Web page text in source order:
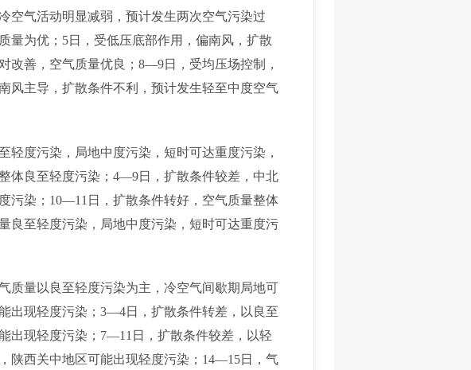
空气活动明显减弱，预计发生两次空气污染过
量为优；5日，受低压底部作用，偏南风，扩散
改善，空气质量优良；8—9日，受均压场控制，
风主导，扩散条件不利，预计发生轻至中度空气
轻度污染，局地中度污染，短时可达重度污染，
体良至轻度污染；4—9日，扩散条件较差，中北
污染；10—11日，扩散条件转好，空气质量整体
良至轻度污染，局地中度污染，短时可达重度污
质量以良至轻度污染为主，冷空气间歇期局地可
出现轻度污染；3—4日，扩散条件转差，以良至
出现轻度污染；7—11日，扩散条件较差，以轻
陕西关中地区可能出现轻度污染；14—15日，气